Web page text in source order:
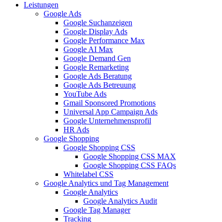
Leistungen
Google Ads
Google Suchanzeigen
Google Display Ads
Google Performance Max
Google AI Max
Google Demand Gen
Google Remarketing
Google Ads Beratung
Google Ads Betreuung
YouTube Ads
Gmail Sponsored Promotions
Universal App Campaign Ads
Google Unternehmensprofil
HR Ads
Google Shopping
Google Shopping CSS
Google Shopping CSS MAX
Google Shopping CSS FAQs
Whitelabel CSS
Google Analytics und Tag Management
Google Analytics
Google Analytics Audit
Google Tag Manager
Tracking